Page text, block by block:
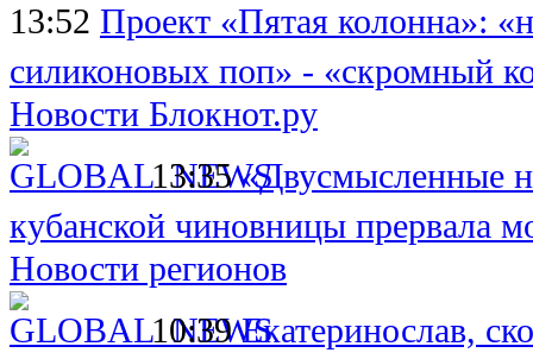
13:52 Проект «Пятая колонна»:
силиконовых поп» - «скромный
Новости Блокнот.ру
13:35 «Двусмысленные
кубанской чиновницы прервала
Новости регионов
10:39 Екатеринослав,